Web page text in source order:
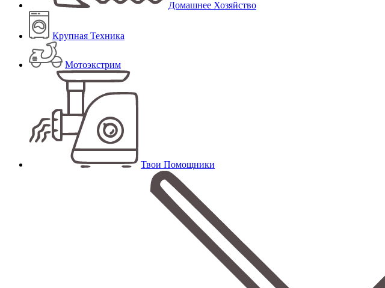
Домашнее Хозяйство
Крупная Техника
Мотоэкстрим
Твои Помощники